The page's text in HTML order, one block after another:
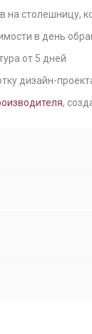
на столешницу,
в день
от 5 дней
дизайн-
,